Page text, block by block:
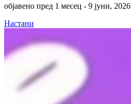
објавено пред 1 месец - 9 јуни, 2026
Настани